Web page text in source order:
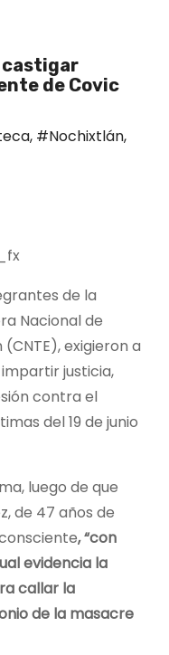
castigar
de Covic
, #Nochixtlán,
de la
Nacional de
exigieron a
justicia,
contra el
del 19 de junio
luego de que
de 47 años de
, “con
evidencia la
callar la
de la masacre